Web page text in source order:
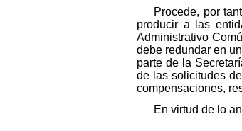
Procede, por
producir a las
Administrativo
debe redundar en
parte de la
de las solicitudes
compensaciones,
En virtud de lo